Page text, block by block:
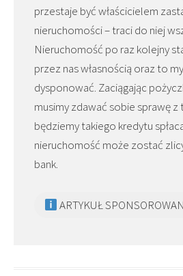
przestaje być właścicielem
nieruchomości – traci do niej
Nieruchomość po raz kolejny
przez nas własnością oraz to
dysponować. Zaciągając
musimy zdawać sobie sprawę z
będziemy takiego kredytu
nieruchomość może zostać
bank.
ARTYKUŁ